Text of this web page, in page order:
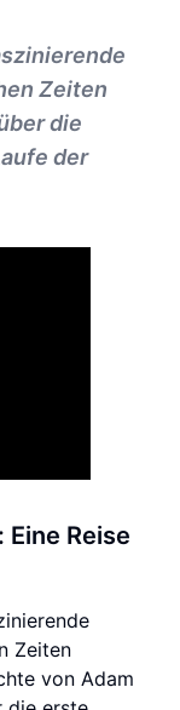
Zeiten
die
der
Reise
Zeiten
von Adam